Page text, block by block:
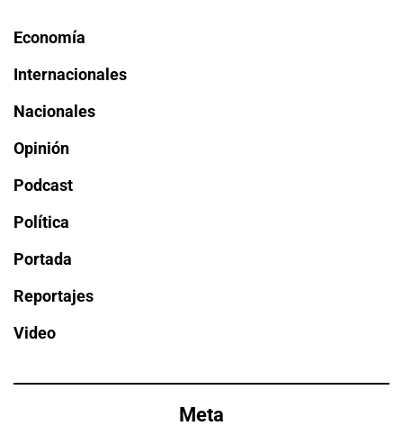
Economía
Internacionales
Nacionales
Opinión
Podcast
Política
Portada
Reportajes
Video
Meta